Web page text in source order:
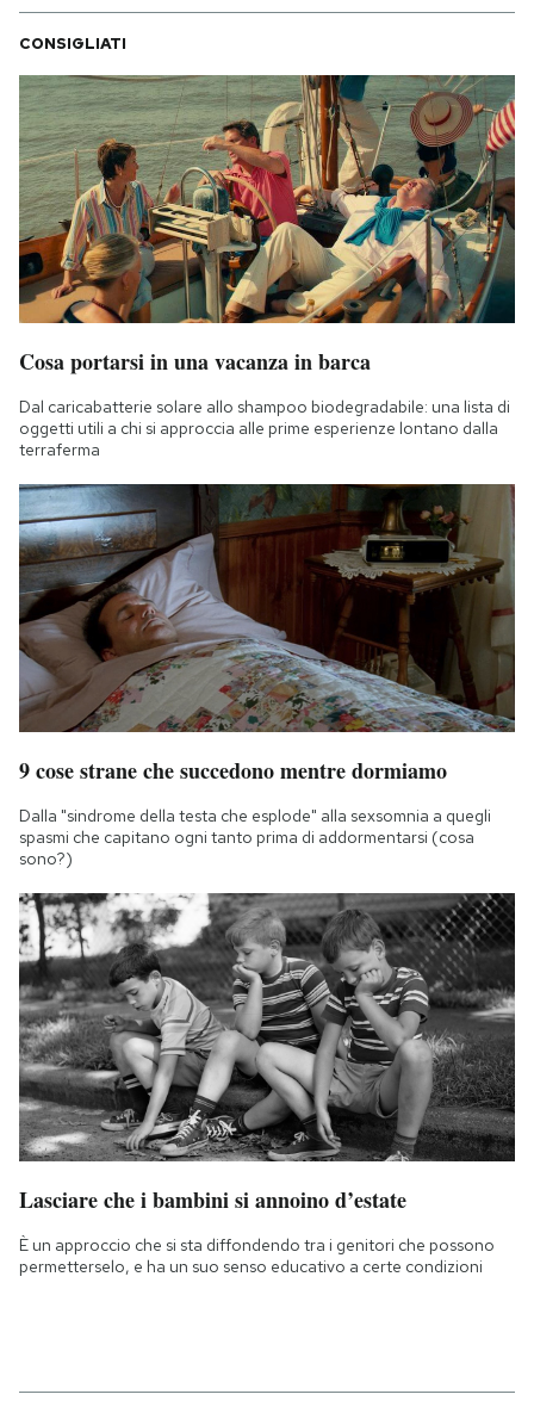
I MIEI PREFERITI
SHOP
CALENDARIO
AREA PERSONALE
Area Personale
Notifiche mobile
Hai bisogno di aiuto?
Esci
CONSIGLIATI
Cosa portarsi in una vacanza in barca
Dal caricabatterie solare allo shampoo biodegradabile: una lista di
oggetti utili a chi si approccia alle prime esperienze lontano dalla
terraferma
9 cose strane che succedono mentre dormiamo
Dalla "sindrome della testa che esplode" alla sexsomnia a quegli
spasmi che capitano ogni tanto prima di addormentarsi (cosa
sono?)
Lasciare che i bambini si annoino d’estate
È un approccio che si sta diffondendo tra i genitori che possono
permetterselo, e ha un suo senso educativo a certe condizioni